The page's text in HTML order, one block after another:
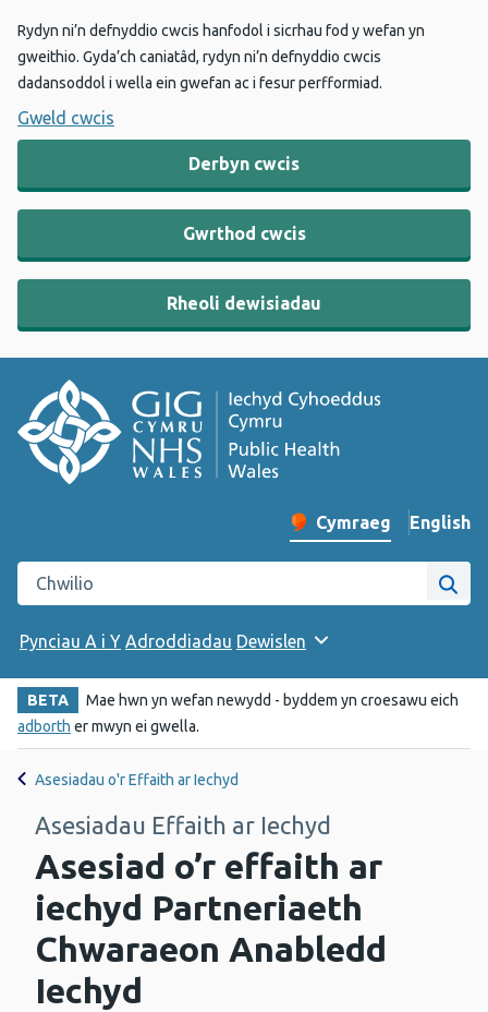
Rydyn ni’n defnyddio cwcis hanfodol i sicrhau fod y wefan yn
gweithio. Gyda’ch caniatâd, rydyn ni’n defnyddio cwcis
dadansoddol i wella ein gwefan ac i fesur perfformiad.
Gweld cwcis
Derbyn cwcis
Gwrthod cwcis
Rheoli dewisiadau
Newid iaith y wefan
Cymraeg English
–
Chwilio gwefan Iechyd Cyhoeddus Cymru
Pynciau A i Y Adroddiadau Dewislen
BETA
Mae hwn yn wefan newydd - byddem yn croesawu eich
adborth er mwyn ei gwella.
Asesiadau o'r Effaith ar Iechyd
Asesiadau Effaith ar Iechyd
Asesiad o’r effaith ar
iechyd Partneriaeth
Chwaraeon Anabledd
Iechyd